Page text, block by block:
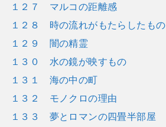
１２７ マルコの距離感
１２８ 時の流れがもたらしたもの
１２９ 闇の精霊
１３０ 水の鏡が映すもの
１３１ 海の中の町
１３２ モノクロの理由
１３３ 夢とロマンの四畳半部屋